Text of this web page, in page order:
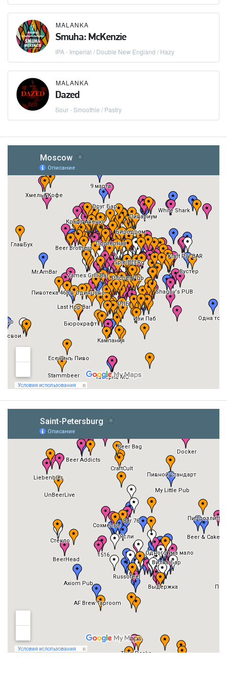
MALANKA
Smuha: McKenzie
IPA - Imperial / Double New England / Hazy
MALANKA
Dazed
Sour - Smoothie / Pastry